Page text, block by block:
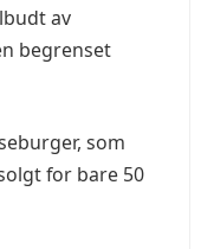
av
begrenset
som
for bare 50